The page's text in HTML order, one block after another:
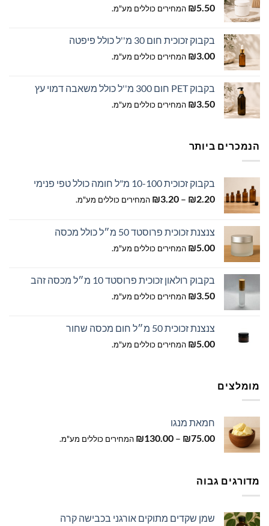
₪5.50 המחירים כוללים מע"מ.
בקבוק זכוכית חום 30 מ''ל כולל פיפטה
₪3.00 המחירים כוללים מע"מ.
בקבוק PET חום 300 מ''ל כולל משאבה דמוי עץ
₪3.50 המחירים כוללים מע"מ.
הנמכרים ביותר
בקבוק זכוכית 10-100 מ"ל חומה כולל טפי פנימי
₪2.20
–
₪3.20
טווח
עד
המחירים כוללים מע"מ.
צנצנת זכוכית פרוסטד 50 מ״ל כולל מכסה
₪5.00 המחירים כוללים מע"מ.
בקבוק רולאון זכוכית פרוסטד 10 מ״ל מכסה זהב
₪3.50 המחירים כוללים מע"מ.
צנצנת זכוכית 50 מ״ל חום מכסה שחור
₪5.00 המחירים כוללים מע"מ.
מומלצים
חמאת מנגו
₪75.00
–
₪130.00
טווח
המחירים כוללים מע"מ.
מדורגים גבוה
שמן שקדים מתוקים אורגני בכבישה קרה